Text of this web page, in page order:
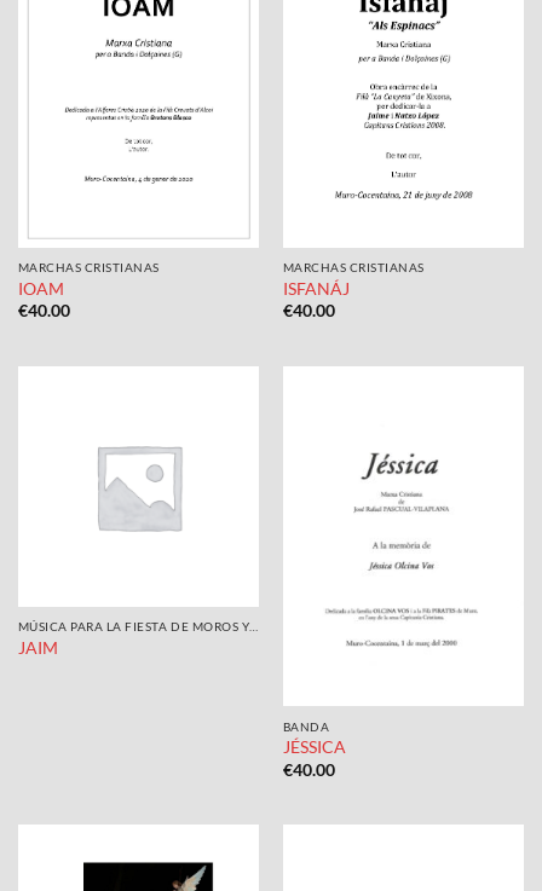
MARCHAS CRISTIANAS
IOAM
€40.00
MARCHAS CRISTIANAS
ISFANÁJ
€40.00
MÚSICA PARA LA FIESTA DE MOROS Y CRISTIANOS
JAIM
BANDA
JÉSSICA
€40.00